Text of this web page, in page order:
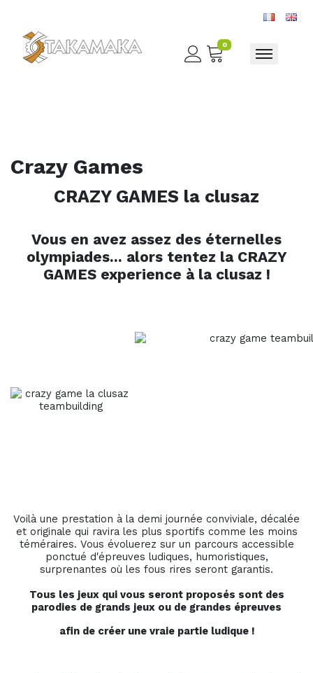
0
Toggle
Crazy Games
CRAZY GAMES la clusaz
Vous en avez assez des éternelles
olympiades... alors tentez la CRAZY
GAMES experience à la clusaz !
Voilà une prestation à la demi journée conviviale, décalée
et originale qui ravira les plus sportifs comme les moins
téméraires. Vous évoluerez sur un parcours accessible
ponctué d'épreuves ludiques, humoristiques,
surprenantes où les fous rires seront garantis.
Tous les jeux qui vous seront proposés sont des
parodies de grands jeux ou de grandes épreuves
afin de créer une vraie partie ludique !